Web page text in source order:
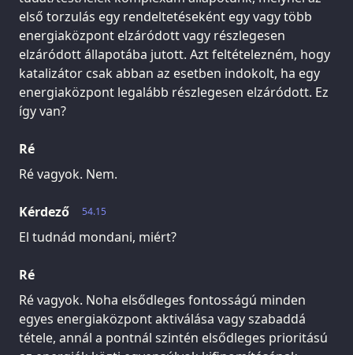
első torzulás egy rendeltetéseként egy vagy több
energiaközpont elzáródott vagy részlegesen
elzáródott állapotába jutott. Azt feltételezném, hogy
katalizátor csak abban az esetben indokolt, ha egy
energiaközpont legalább részlegesen elzáródott. Ez
így van?
Ré
Ré vagyok. Nem.
54.15
Kérdező
El tudnád mondani, miért?
Ré
Ré vagyok. Noha elsődleges fontosságú minden
egyes energiaközpont aktiválása vagy szabaddá
tétele, annál a pontnál szintén elsődleges prioritású